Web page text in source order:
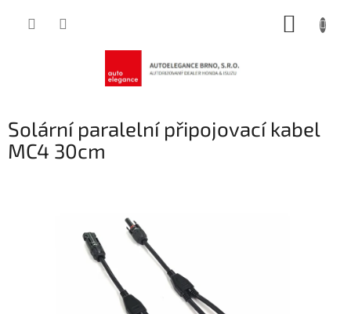
Solární paralelní připojovací kabel
MC4 30cm